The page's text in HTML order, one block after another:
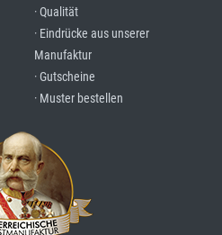
· Qualität
· Eindrücke aus unserer
Manufaktur
· Gutscheine
· Muster bestellen